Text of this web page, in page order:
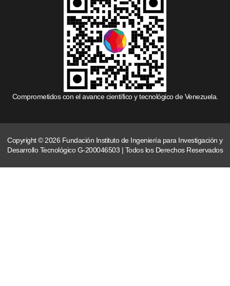
Comprometidos con el avance científico y tecnológico de Venezuela.
Copyright © 2026 Fundación Instituto de Ingeniería para Investigación y
Desarrollo Tecnológico G-200046503 | Todos los Derechos Reservados